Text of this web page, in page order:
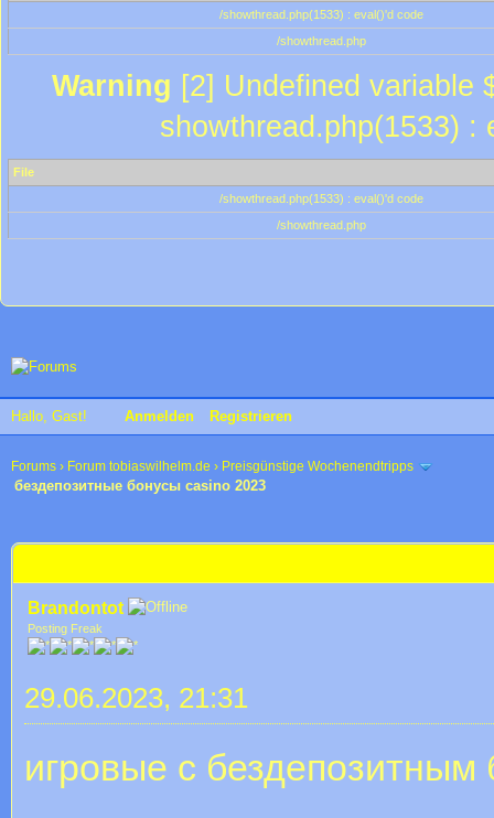
/showthread.php(1533) : eval()'d code
/showthread.php
Warning [2] Undefined variable
showthread.php(1533) :
File
/showthread.php(1533) : eval()'d code
/showthread.php
Hallo, Gast! Anmelden Registrieren
Forums › Forum tobiaswilhelm.de › Preisgünstige Wochenendtripps
бездепозитные бонусы casino 2023
Brandontot
Posting Freak
29.06.2023, 21:31
игровые с бездепозитным